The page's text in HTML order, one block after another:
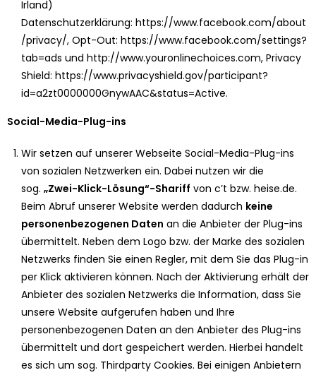
Irland)
Datenschutzerklärung: https://www.facebook.com/about
/privacy/, Opt-Out: https://www.facebook.com/settings?
tab=ads und http://www.youronlinechoices.com, Privacy
Shield: https://www.privacyshield.gov/participant?
id=a2zt0000000GnywAAC&status=Active.
Social-Media-Plug-ins
Wir setzen auf unserer Webseite Social-Media-Plug-ins
von sozialen Netzwerken ein. Dabei nutzen wir die
sog. „Zwei-Klick-Lösung“-Shariff von c’t bzw. heise.de.
Beim Abruf unserer Website werden dadurch keine
personenbezogenen Daten an die Anbieter der Plug-ins
übermittelt. Neben dem Logo bzw. der Marke des sozialen
Netzwerks finden Sie einen Regler, mit dem Sie das Plug-in
per Klick aktivieren können. Nach der Aktivierung erhält der
Anbieter des sozialen Netzwerks die Information, dass Sie
unsere Website aufgerufen haben und Ihre
personenbezogenen Daten an den Anbieter des Plug-ins
übermittelt und dort gespeichert werden. Hierbei handelt
es sich um sog. Thirdparty Cookies. Bei einigen Anbietern